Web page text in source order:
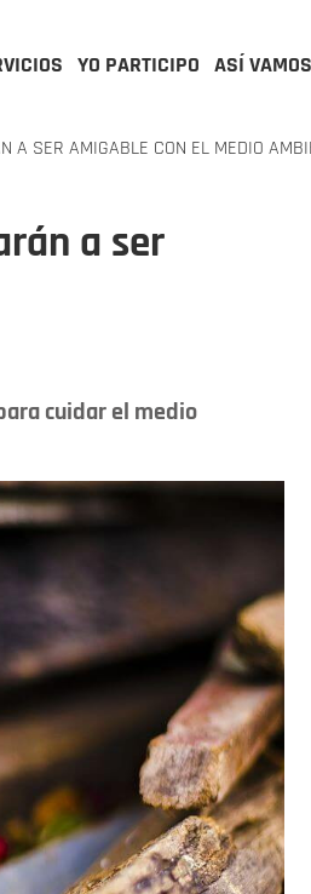
YO PARTICIPO ASÍ VAMOS
A SER AMIGABLE CON EL MEDIO
a ser
cuidar el medio